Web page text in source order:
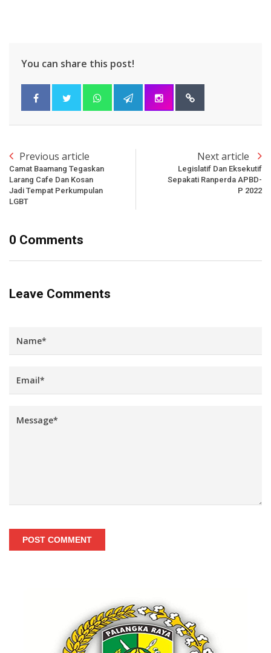
You can share this post!
Previous article
Camat Baamang Tegaskan
Larang Cafe Dan Kosan
Jadi Tempat Perkumpulan
LGBT
Next article
Legislatif Dan Eksekutif
Sepakati Ranperda APBD-
P 2022
0 Comments
Leave Comments
POST COMMENT